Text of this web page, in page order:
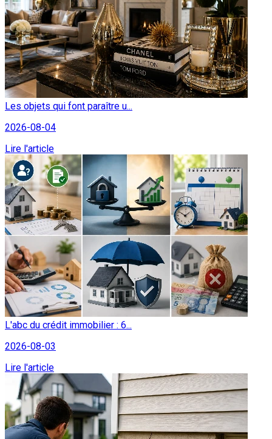
Les objets qui font paraître u...
2026-08-04
Lire l'article
L'abc du crédit immobilier : 6...
2026-08-03
Lire l'article